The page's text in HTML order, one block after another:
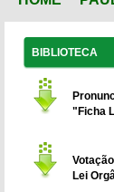
BIBLIOTECA
"Ficha
Lei